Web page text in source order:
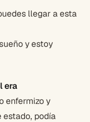
llegar a esta
y estoy
era
enfermizo y
estado, podía